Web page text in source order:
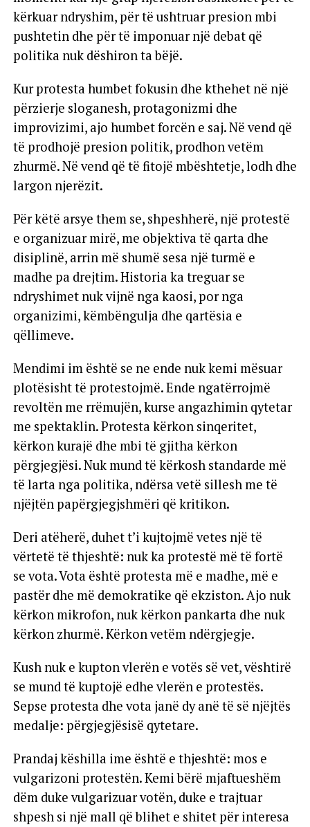
kërkuar ndryshim, për të ushtruar presion mbi
pushtetin dhe për të imponuar një debat që
politika nuk dëshiron ta bëjë.
Kur protesta humbet fokusin dhe kthehet në një
përzierje sloganesh, protagonizmi dhe
improvizimi, ajo humbet forcën e saj. Në vend që
të prodhojë presion politik, prodhon vetëm
zhurmë. Në vend që të fitojë mbështetje, lodh dhe
largon njerëzit.
Për këtë arsye them se, shpeshherë, një protestë
e organizuar mirë, me objektiva të qarta dhe
disiplinë, arrin më shumë sesa një turmë e
madhe pa drejtim. Historia ka treguar se
ndryshimet nuk vijnë nga kaosi, por nga
organizimi, këmbëngulja dhe qartësia e
qëllimeve.
Mendimi im është se ne ende nuk kemi mësuar
plotësisht të protestojmë. Ende ngatërrojmë
revoltën me rrëmujën, kurse angazhimin qytetar
me spektaklin. Protesta kërkon sinqeritet,
kërkon kurajë dhe mbi të gjitha kërkon
përgjegjësi. Nuk mund të kërkosh standarde më
të larta nga politika, ndërsa vetë sillesh me të
njëjtën papërgjegjshmëri që kritikon.
Deri atëherë, duhet t’i kujtojmë vetes një të
vërtetë të thjeshtë: nuk ka protestë më të fortë
se vota. Vota është protesta më e madhe, më e
pastër dhe më demokratike që ekziston. Ajo nuk
kërkon mikrofon, nuk kërkon pankarta dhe nuk
kërkon zhurmë. Kërkon vetëm ndërgjegje.
Kush nuk e kupton vlerën e votës së vet, vështirë
se mund të kuptojë edhe vlerën e protestës.
Sepse protesta dhe vota janë dy anë të së njëjtës
medalje: përgjegjësisë qytetare.
Prandaj këshilla ime është e thjeshtë: mos e
vulgarizoni protestën. Kemi bërë mjaftueshëm
dëm duke vulgarizuar votën, duke e trajtuar
shpesh si një mall që blihet e shitet për interesa